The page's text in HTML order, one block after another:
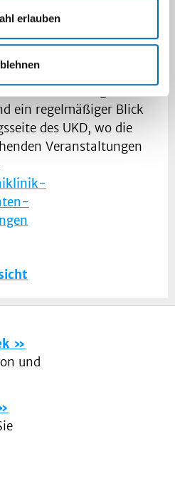
erlaubendeklariert.
kurzfristig
berücksichtigen
ein regelmäßiger Blick
des UKD, wo die
Veranstaltungen
und